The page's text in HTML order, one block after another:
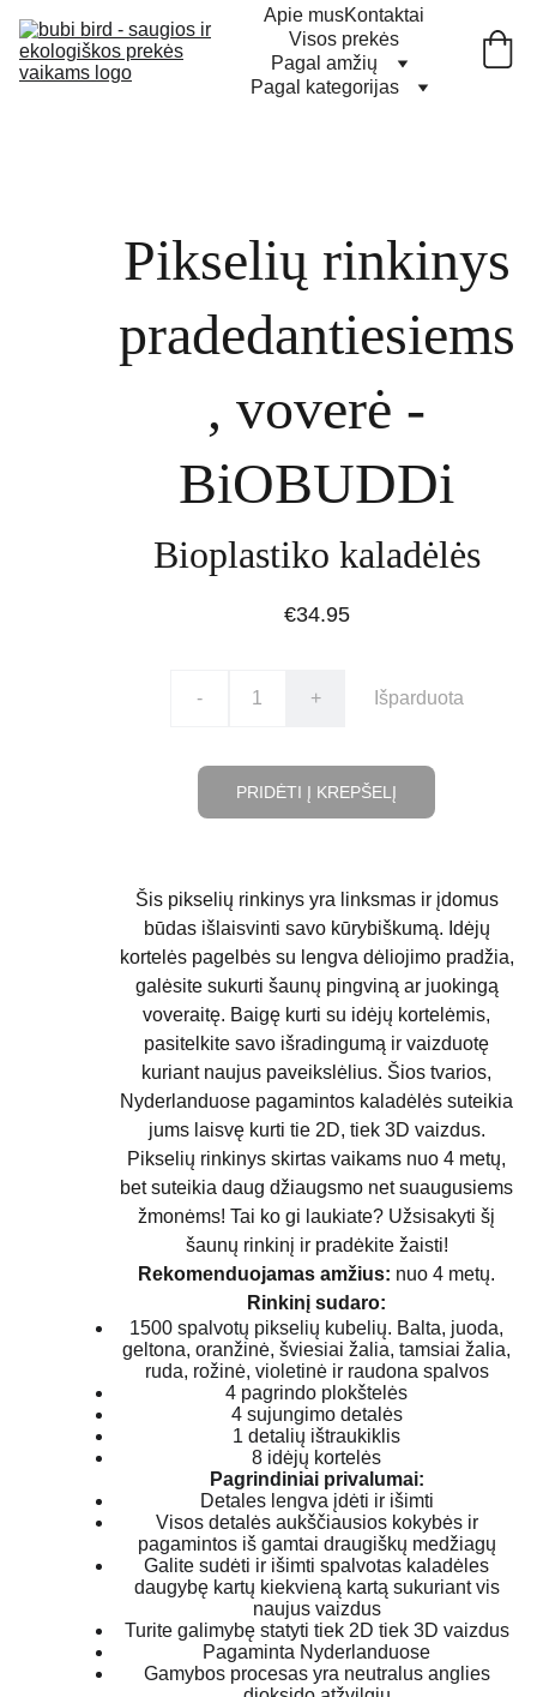
Apie musKontaktai
Visos prekės
Pagal amžių
Pagal kategorijas
Pikselių rinkinys
pradedantiesiems
, voverė -
BiOBUDDi
Bioplastiko kaladėlės
€34.95
- + Išparduota
PRIDĖTI Į KREPŠELĮ
Šis pikselių rinkinys yra linksmas ir įdomus
būdas išlaisvinti savo kūrybiškumą. Idėjų
kortelės pagelbės su lengva dėliojimo pradžia,
galėsite sukurti šaunų pingviną ar juokingą
voveraitę. Baigę kurti su idėjų kortelėmis,
pasitelkite savo išradingumą ir vaizduotę
kuriant naujus paveikslėlius. Šios tvarios,
Nyderlanduose pagamintos kaladėlės suteikia
jums laisvę kurti tie 2D, tiek 3D vaizdus.
Pikselių rinkinys skirtas vaikams nuo 4 metų,
bet suteikia daug džiaugsmo net suaugusiems
žmonėms! Tai ko gi laukiate? Užsisakyti šį
šaunų rinkinį ir pradėkite žaisti!
Rekomenduojamas amžius: nuo 4 metų.
Rinkinį sudaro:
1500 spalvotų pikselių kubelių. Balta, juoda,
geltona, oranžinė, šviesiai žalia, tamsiai žalia,
ruda, rožinė, violetinė ir raudona spalvos
4 pagrindo plokštelės
4 sujungimo detalės
1 detalių ištraukiklis
8 idėjų kortelės
Pagrindiniai privalumai:
Detales lengva įdėti ir išimti
Visos detalės aukščiausios kokybės ir
pagamintos iš gamtai draugiškų medžiagų
Galite sudėti ir išimti spalvotas kaladėles
daugybę kartų kiekvieną kartą sukuriant vis
naujus vaizdus
Turite galimybę statyti tiek 2D tiek 3D vaizdus
Pagaminta Nyderlanduose
Gamybos procesas yra neutralus anglies